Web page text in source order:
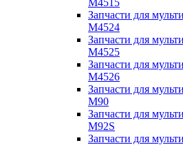
M4515
Запчасти для
M4524
Запчасти для
M4525
Запчасти для
M4526
Запчасти для
M90
Запчасти для
M92S
Запчасти для